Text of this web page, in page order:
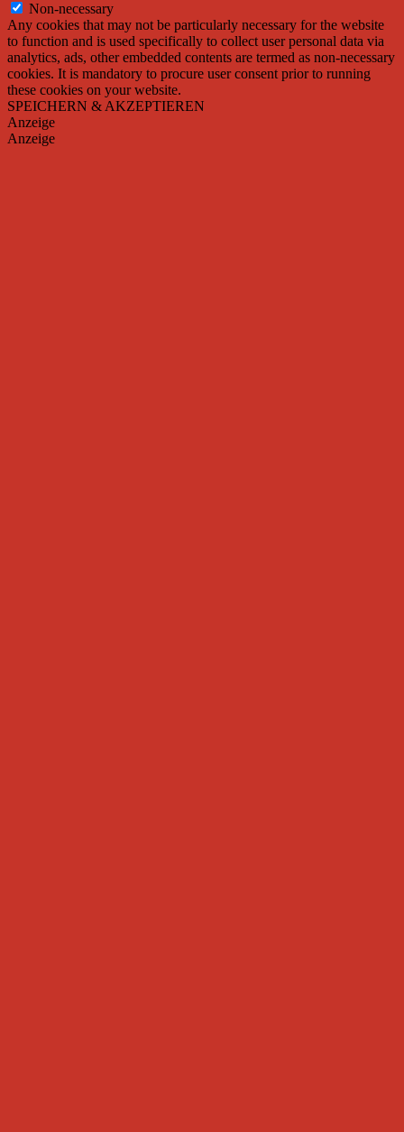
Non-necessary
Any cookies that may not be particularly necessary for the website
to function and is used specifically to collect user personal data via
analytics, ads, other embedded contents are termed as non-necessary
cookies. It is mandatory to procure user consent prior to running
these cookies on your website.
SPEICHERN & AKZEPTIEREN
Anzeige
Anzeige